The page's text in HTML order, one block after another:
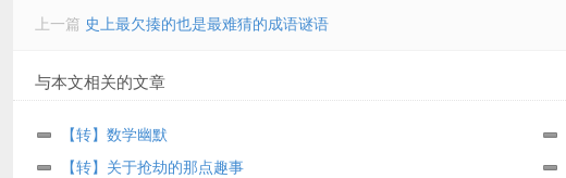
上一篇 史上最欠揍的也是最难猜的成语谜语
与本文相关的文章
【转】数学幽默
【转】关于抢劫的那点趣事